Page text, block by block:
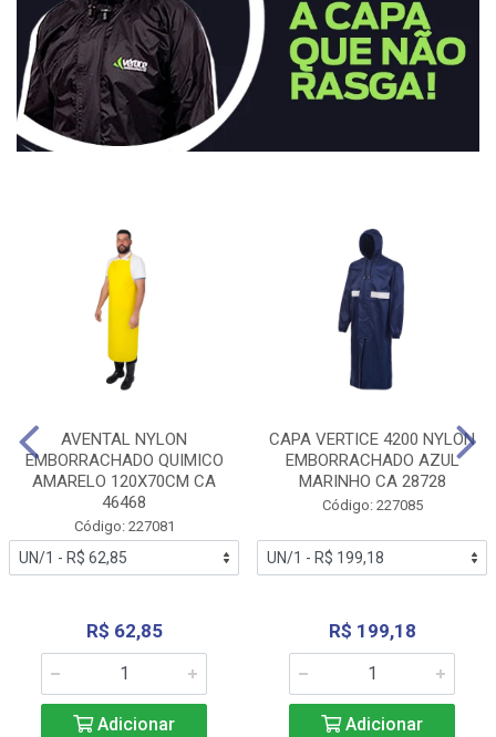
AVENTAL NYLON
EMBORRACHADO QUIMICO
AMARELO 120X70CM CA
46468
Código: 227081
R$ 62,85
Adicionar
CAPA VERTICE 4200 NYLON
EMBORRACHADO AZUL
MARINHO CA 28728
Código: 227085
R$ 199,18
Adicionar